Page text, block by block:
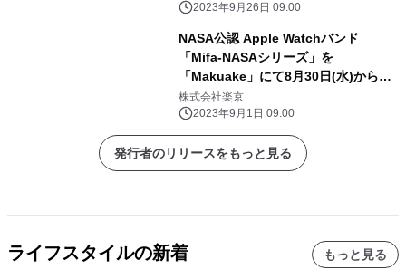
2023年9月26日 09:00
NASA公認 Apple Watchバンド
「Mifa-NASAシリーズ」を
「Makuake」にて8月30日(水)から先
行販売開始！
株式会社楽京
2023年9月1日 09:00
発行者のリリースをもっと見る
ライフスタイルの新着 もっと見る